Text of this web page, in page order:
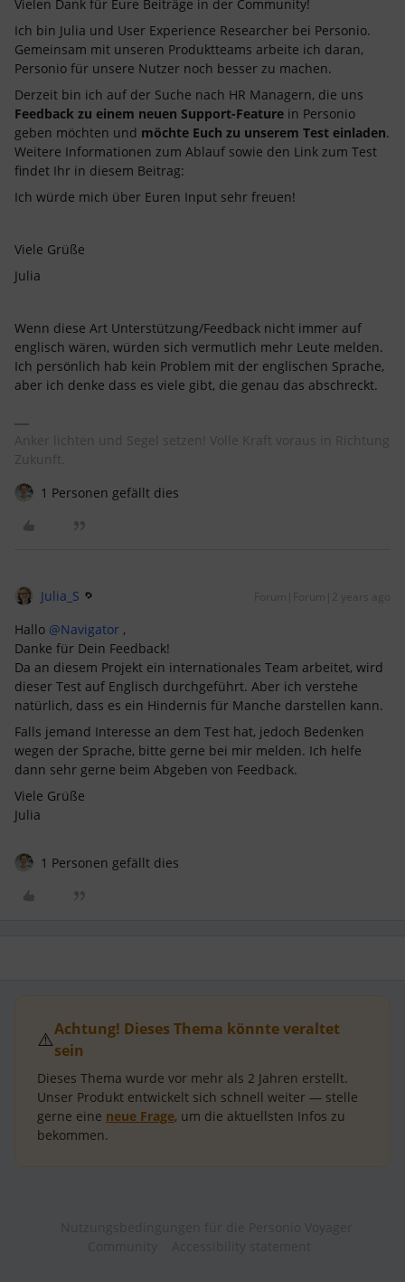
Vielen Dank für Eure Beiträge in der Community!
Ich bin Julia und User Experience Researcher bei Personio.
Gemeinsam mit unseren Produktteams arbeite ich daran,
Personio für unsere Nutzer noch besser zu machen.
Derzeit bin ich auf der Suche nach HR Managern, die uns
Feedback zu einem neuen Support-Feature in Personio
geben möchten und möchte Euch zu unserem Test einladen.
Weitere Informationen zum Ablauf sowie den Link zum Test
findet Ihr in diesem Beitrag:
Ich würde mich über Euren Input sehr freuen!
Viele Grüße
Julia
Wenn diese Art Unterstützung/Feedback nicht immer auf
englisch wären, würden sich vermutlich mehr Leute melden.
Ich persönlich hab kein Problem mit der englischen Sprache,
aber ich denke dass es viele gibt, die genau das abschreckt.
Anker lichten und Segel setzen! Volle Kraft voraus in Richtung
Zukunft.
1 Personen gefällt dies
Julia_S Forum|Forum|2 years ago
Hallo @Navigator ,
Danke für Dein Feedback!
Da an diesem Projekt ein internationales Team arbeitet, wird
dieser Test auf Englisch durchgeführt. Aber ich verstehe
natürlich, dass es ein Hindernis für Manche darstellen kann.
Falls jemand Interesse an dem Test hat, jedoch Bedenken
wegen der Sprache, bitte gerne bei mir melden. Ich helfe
dann sehr gerne beim Abgeben von Feedback.
Viele Grüße
Julia
1 Personen gefällt dies
⚠️Achtung! Dieses Thema könnte veraltet
sein
Dieses Thema wurde vor mehr als 2 Jahren erstellt.
Unser Produkt entwickelt sich schnell weiter — stelle
gerne eine neue Frage, um die aktuellsten Infos zu
bekommen.